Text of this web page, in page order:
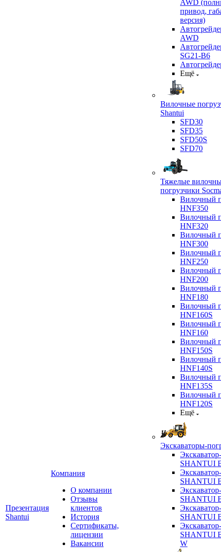
Презентация
Shantui
Компания
О компании
Отзывы
клиентов
История
Сертификаты,
лицензии
Вакансии
AWD
привод,
версия)
AWD
SG21-B6
Ещё
Вилочные
Shantui
SFD30
SFD35
SFD50S
SFD70
Тяжелые
погрузчики
Вилочный
HNF350
Вилочный
HNF320
Вилочный
HNF300
Вилочный
HNF250
Вилочный
HNF200
Вилочный
HNF180
Вилочный
HNF160S
Вилочный
HNF160
Вилочный
HNF150S
Вилочный
HNF140S
Вилочный
HNF135S
Вилочный
HNF120S
Ещё
Экскаваторы-
SHANTUI
SHANTUI
SHANTUI
SHANTUI
SHANTUI
W